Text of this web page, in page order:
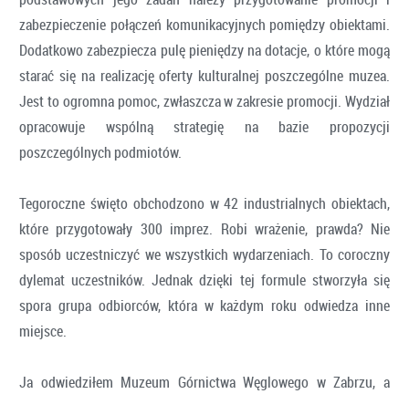
zabezpieczenie połączeń komunikacyjnych pomiędzy obiektami.
Dodatkowo zabezpiecza pulę pieniędzy na dotacje, o które mogą
starać się na realizację oferty kulturalnej poszczególne muzea.
Jest to ogromna pomoc, zwłaszcza w zakresie promocji. Wydział
opracowuje wspólną strategię na bazie propozycji
poszczególnych podmiotów.
Tegoroczne święto obchodzono w 42 industrialnych obiektach,
które przygotowały 300 imprez. Robi wrażenie, prawda? Nie
sposób uczestniczyć we wszystkich wydarzeniach. To coroczny
dylemat uczestników. Jednak dzięki tej formule stworzyła się
spora grupa odbiorców, która w każdym roku odwiedza inne
miejsce.
Ja odwiedziłem Muzeum Górnictwa Węglowego w Zabrzu, a